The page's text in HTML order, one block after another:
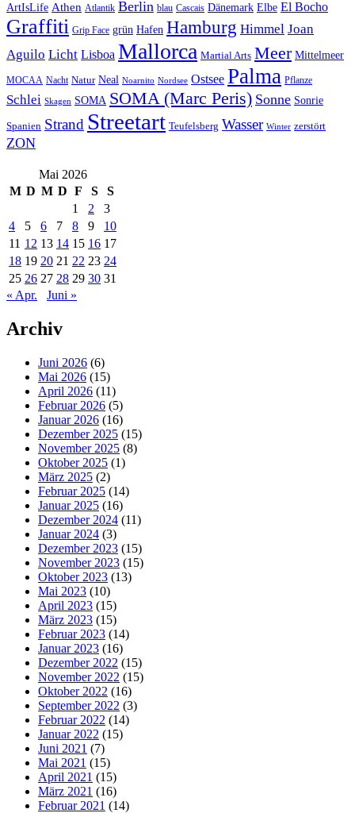
ArtIsLife Athen Atlantik Berlin blau Cascais Dänemark Elbe El Bocho
Graffiti Grip Face grün Hafen Hamburg Himmel Joan
Aguilo Licht Lisboa Mallorca Martial Arts Meer Mittelmeer
MOCAA Nacht Natur Neal Noarnito Nordsee Ostsee Palma Pflanze
Schlei Skagen SOMA SOMA (Marc Peris) Sonne Sonrie
Spanien Strand Streetart Teufelsberg Wasser Winter zerstört
ZON
Mai 2026
M D M D F S
S
1
2
3
4
5 6 7 8 9
10
11 12 13 14 15 16 17
18 19 20 21 22 23 24
25 26 27 28 29 30 31
« Apr.
Juni »
Archiv
Juni 2026 (6)
Mai 2026 (15)
April 2026 (11)
Februar 2026 (5)
Januar 2026 (16)
Dezember 2025 (15)
November 2025 (8)
Oktober 2025 (1)
März 2025 (2)
Februar 2025 (14)
Januar 2025 (16)
Dezember 2024 (11)
Januar 2024 (3)
Dezember 2023 (15)
November 2023 (15)
Oktober 2023 (13)
Mai 2023 (10)
April 2023 (15)
März 2023 (15)
Februar 2023 (14)
Januar 2023 (16)
Dezember 2022 (15)
November 2022 (15)
Oktober 2022 (16)
September 2022 (3)
Februar 2022 (14)
Januar 2022 (15)
Juni 2021 (7)
Mai 2021 (15)
April 2021 (15)
März 2021 (16)
Februar 2021 (14)